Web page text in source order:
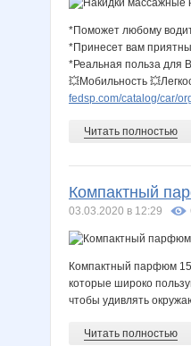
*Поможет любому
*Принесет вам
*Реальная польза для
💥Мобильность
fedsp.com/catalog/car/
Читать полностью
Компактный
03.03.2020 в 12:29
Компактный парфюм
которые широко
чтобы удивлять
Читать полностью